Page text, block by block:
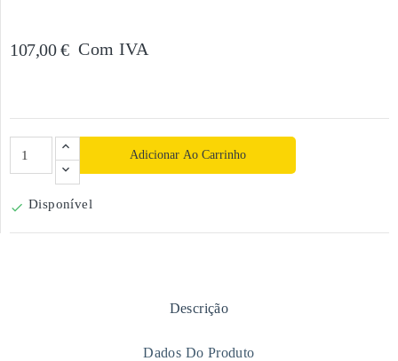
107,00 € Com IVA
Adicionar Ao Carrinho
 Disponível
Descrição
Dados Do Produto